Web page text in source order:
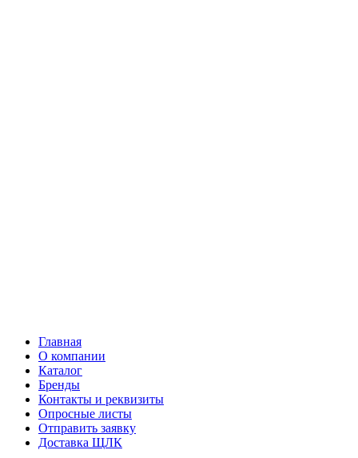
Главная
О компании
Каталог
Бренды
Контакты и реквизиты
Опросные листы
Отправить заявку
Доставка ЩЛК